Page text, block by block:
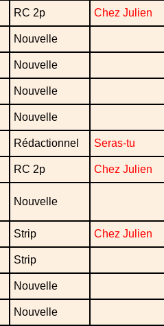
RC 2p Chez Julien
Nouvelle
Nouvelle
Nouvelle
Nouvelle
Rédactionnel Seras-tu
RC 2p Chez Julien
Nouvelle
Strip Chez Julien
Strip
Nouvelle
Nouvelle